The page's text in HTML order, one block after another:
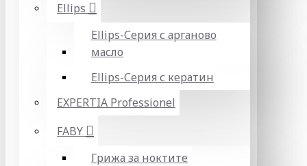
Ellips
Ellips-Серия с арганово
масло
Ellips-Серия с кератин
EXPERTIA Professionel
FABY
Грижа за ноктите